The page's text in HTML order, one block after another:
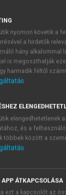
nyomon követik a
a hirdetők
hány alkalommal
is megoszthatják
harmadik féltől
elengedhetetlenek
és a
többek között a
APP ÁTKAPCSOLÁSA
ezt a kapcsolót az